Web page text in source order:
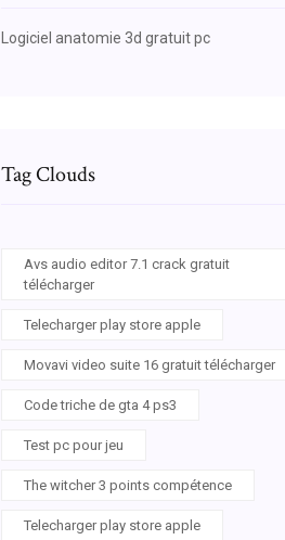
Logiciel anatomie 3d gratuit pc
Tag Clouds
Avs audio editor 7.1 crack gratuit
télécharger
Telecharger play store apple
Movavi video suite 16 gratuit télécharger
Code triche de gta 4 ps3
Test pc pour jeu
The witcher 3 points compétence
Telecharger play store apple